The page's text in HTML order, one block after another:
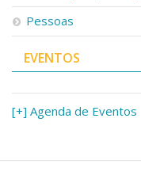
Pessoas
EVENTOS
[+] Agenda de Eventos